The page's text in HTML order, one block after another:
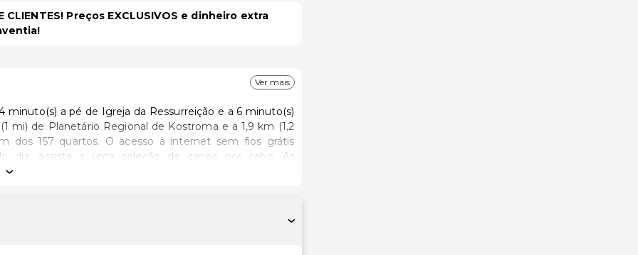
CLIENTES! Preços EXCLUSIVOS e dinheiro extra
Ver mais
a pé de Igreja da Ressurreição e a 6 minuto(s)
dos 157 quartos. O acesso à internet sem fios grátis
dia, assista a uma seleção de canais por cabo. As
a limpeza dos quartos é efetuada diária..Participe nas
à 0,1 milha e ao quilómetro mais próximo.